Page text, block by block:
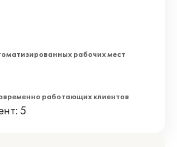
рабочих мест
работающих клиентов
5